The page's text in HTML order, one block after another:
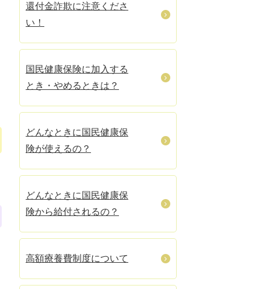
還付金詐欺に注意くださ
い！
国民健康保険に加入する
とき・やめるときは？
どんなときに国民健康保
険が使えるの？
どんなときに国民健康保
険から給付されるの？
高額療養費制度について